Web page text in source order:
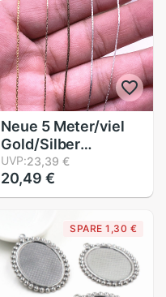
Neue 5 Meter/viel
Gold/Silber
Überzogene
Halskette Kette für
Schmuck Machen
Halskette Ketten
Materialien
Handgemachte
liefert
UVP:23,39 €
20,49 €
SPARE 1,30 €